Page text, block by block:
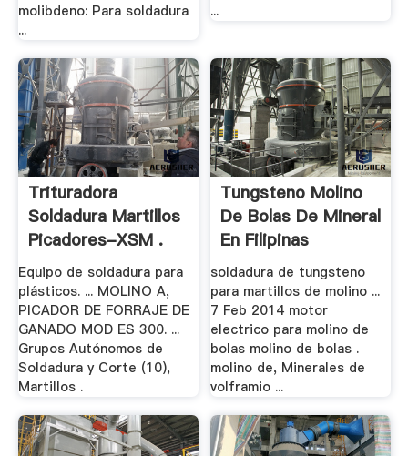
molibdeno: Para soldadura
...
...
Trituradora
Soldadura Martillos
Picadores-XSM .
Equipo de soldadura para
plásticos. ... MOLINO A,
PICADOR DE FORRAJE DE
GANADO MOD ES 300. ...
Grupos Autónomos de
Soldadura y Corte (10),
Martillos .
Tungsteno Molino
De Bolas De Mineral
En Filipinas
soldadura de tungsteno
para martillos de molino ...
7 Feb 2014 motor
electrico para molino de
bolas molino de bolas .
molino de, Minerales de
volframio ...